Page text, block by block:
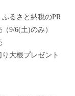
ふるさと納税のPR
9/6(土)のみ）
り大根プレゼント